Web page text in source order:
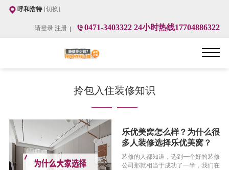
呼和浩特 [切换]
请登录 注册 0471-3403322 24小时热线17704886322
拎包入住装修知识
乐优美窝怎么样？为什么很
多人装修选择乐优美窝？
装修的人都知道，选到一个好的装修
公司那就相当于成功了一半，我们在